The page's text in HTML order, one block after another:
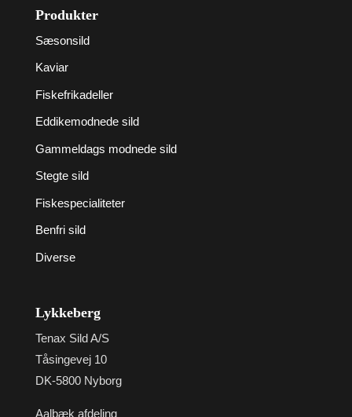
Produkter
Sæsonsild
Kaviar
Fiskefrikadeller
Eddikemodnede sild
Gammeldags modnede sild
Stegte sild
Fiskespecialiteter
Benfri sild
Diverse
Lykkeberg
Tenax Sild A/S
Tåsingevej 10
DK-5800 Nyborg
Aalbæk afdeling